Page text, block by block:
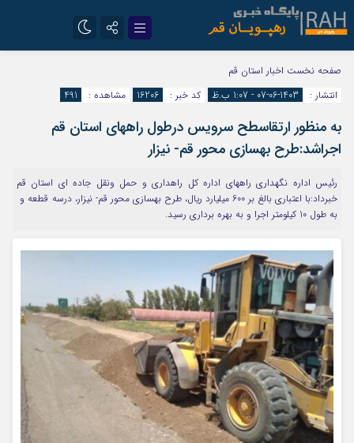
تلگرام
ایتا
صفحه نخست اخبار استان قم
انتشار :
1403-06-07 - 1:07 ب.ظ کد خبر : 16206 مشاهده : 491
به منظور ارتقاسطح سرویس درطول راههای استان قم
اجراشد:طرح بهسازی محور قم- نیزار
رئیس اداره نگهداری راههای اداره کل راهداری و حمل ونقل جاده ای استان قم
خبرداد:با اعتباری بالغ بر 600 میلیارد ریال، طرح بهسازی محور قم- نیزار، درسه قطعه و
به طول 10 کیلومتر اجرا و به بهره برداری رسید.